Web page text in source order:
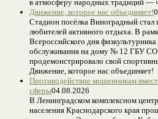
в атмосферу народных традиций —
Движение, которое нас объединяет!
Стадион посёлка Виноградный стал
любителей активного отдыха. В
Всероссийского дня
обслуживания на дому № 12 ГБУ
продемонстрировало свой
Движение, которое нас объединяет!
Противодействие мошенникам
сферы04.08.2026
В Ленинградском комплексном
населения Краснодарского края